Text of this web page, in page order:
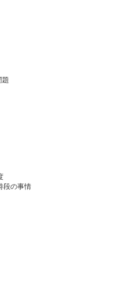
題
段の事情